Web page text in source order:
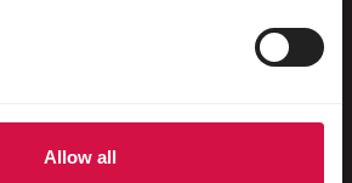
Allow all